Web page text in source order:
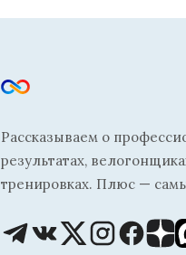
Рассказываем о
результатах,
тренировках. Плюс —